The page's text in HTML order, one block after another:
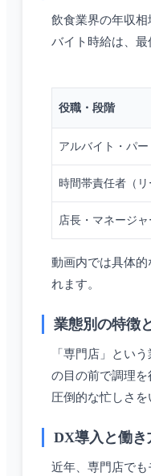
飲食業界の年収
バイト時給は、最
役職・段階
アルバイト・パー
時間帯責任者（リ
店長・マネージャ
動画内では具体
れます。
業態別の特徴
「専門店」とい
の目の前で調理
圧倒的な忙しさ
DX導入と働き
近年、専門店で